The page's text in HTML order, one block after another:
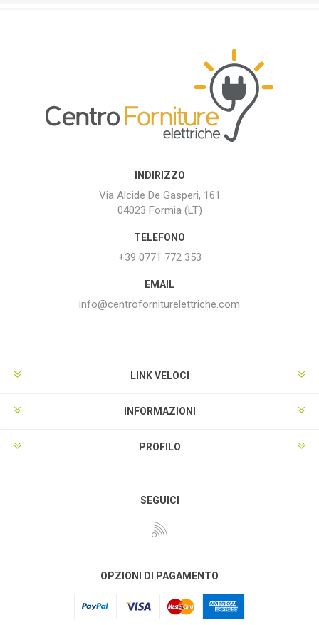
INDIRIZZO
Via Alcide De Gasperi, 161
04023 Formia (LT)
TELEFONO
+39 0771 772 353
EMAIL
info@centroforniturelettriche.com
LINK VELOCI
INFORMAZIONI
PROFILO
SEGUICI
OPZIONI DI PAGAMENTO